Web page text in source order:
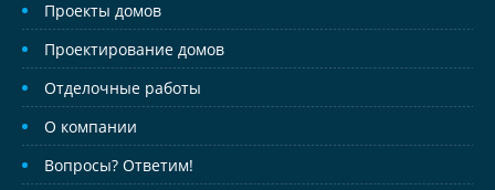
Проекты домов
Проектирование домов
Отделочные работы
О компании
Вопросы? Ответим!